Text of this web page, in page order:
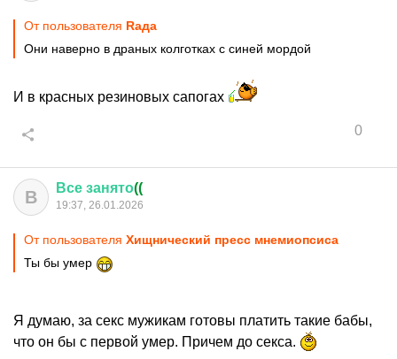
От пользователя Raда
Они наверно в драных колготках с синей мордой
И в красных резиновых сапогах
0
В Все занято((
19:37, 26.01.2026
От пользователя Хищнический пресс мнемиопсиса
Ты бы умер
Я думаю, за секс мужикам готовы платить такие бабы,
что он бы с первой умер. Причем до секса.